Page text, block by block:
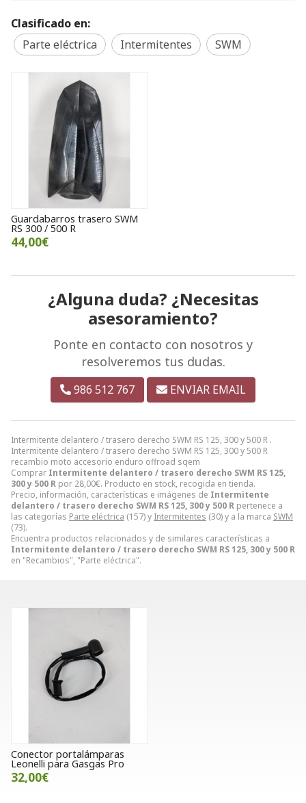
Intermitente delantero / trasero derecho SWM RS 125, 300 y 500 R .
Intermitente delantero / trasero derecho SWM RS 125, 300 y 500 R
recambio moto accesorio enduro offroad sqem
Comprar Intermitente delantero / trasero derecho SWM RS 125,
300 y 500 R por 28,00€. Producto en stock, recogida en tienda.
Precio, información, características e imágenes de Intermitente
delantero / trasero derecho SWM RS 125, 300 y 500 R pertenece a
las categorías Parte eléctrica (157) y Intermitentes (30) y a la marca SWM
(73).
Encuentra productos relacionados y de similares características a
Intermitente delantero / trasero derecho SWM RS 125, 300 y 500 R
en "Recambios", "Parte eléctrica".
Clasificado en:
Parte eléctrica
Intermitentes SWM
Guardabarros trasero SWM
RS 300 / 500 R
44,00€
¿Alguna duda? ¿Necesitas
asesoramiento?
Ponte en contacto con nosotros y
resolveremos tus dudas.
986 512 767 ENVIAR EMAIL
Conector portalámparas
Leonelli para Gasgas Pro
32,00€